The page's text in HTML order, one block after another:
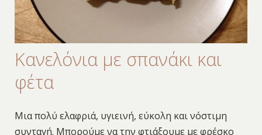
Κανελόνια με σπανάκι και
φέτα
Μια πολύ ελαφριά, υγιεινή, εύκολη και νόστιμη
συνταγή. Μπορούμε να την φτιάξουμε με φρέσκο